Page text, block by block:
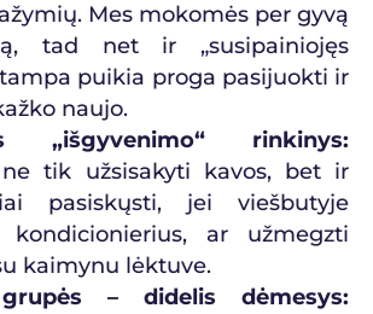
Mes mokomės per gyvą
tad net ir „susipainiojęs
tampa puikia proga pasijuokti ir
naujo.
„išgyvenimo“ rinkinys:
tik užsisakyti kavos, bet ir
pasiskųsti, jei viešbutyje
kondicionierius, ar užmegzti
kaimynu lėktuve.
– didelis dėmesys: